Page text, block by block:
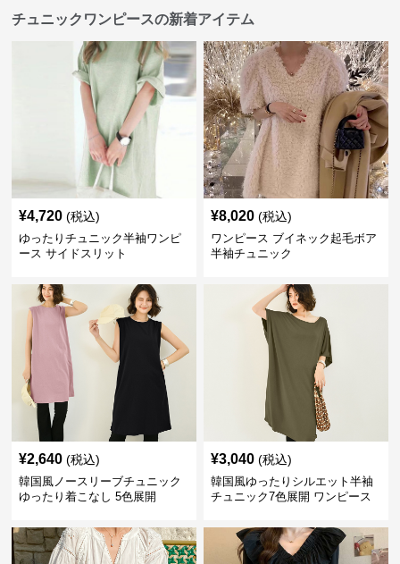
チュニックワンピースの新着アイテム
¥4,720 (税込)
ゆったりチュニック半袖ワンピ
ース サイドスリット
¥8,020 (税込)
ワンピース ブイネック起毛ボア
半袖チュニック
¥2,640 (税込)
韓国風ノースリーブチュニック
ゆったり着こなし 5色展開
¥3,040 (税込)
韓国風ゆったりシルエット半袖
チュニック7色展開 ワンピース